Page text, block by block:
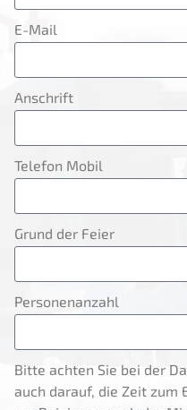
E-Mail
Anschrift
Telefon Mobil
Grund der Feier
Personenanzahl
Bitte achten Sie bei der
auch darauf, die Zeit zum